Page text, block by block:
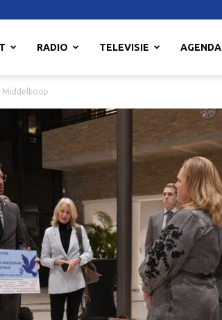
RADIO TELEVISIE AGENDA
Middelkoop